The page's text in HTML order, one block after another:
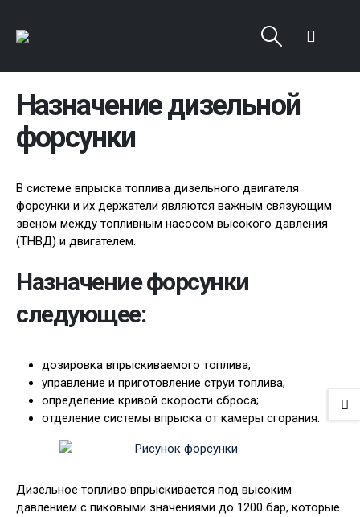
Назначение дизельной
форсунки
В системе впрыска топлива дизельного двигателя
форсунки и их держатели являются важным связующим
звеном между топливным насосом высокого давления
(ТНВД) и двигателем.
Назначение форсунки
следующее:
дозировка впрыскиваемого топлива;
управление и приготовление струи топлива;
определение кривой скорости сброса;
отделение системы впрыска от камеры сгорания.
Дизельное топливо впрыскивается под высоким
давлением с пиковыми значениями до 1200 бар, которые